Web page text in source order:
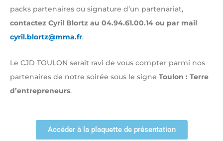
packs partenaires ou signature d’un partenariat,
contactez Cyril Blortz au 04.94.61.00.14 ou par mail
cyril.blortz@mma.fr.
Le CJD TOULON serait ravi de vous compter parmi nos
partenaires de notre soirée sous le signe Toulon : Terre
d’entrepreneurs.
Accéder à la plaquette de présentation